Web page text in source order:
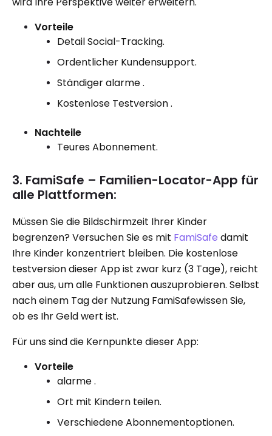
Vorteile
Detail Social-Tracking.
Ordentlicher Kundensupport.
Ständiger alarme .
Kostenlose Testversion .
Nachteile
Teures Abonnement.
3. FamiSafe – Familien-Locator-App für
alle Plattformen:
Müssen Sie die Bildschirmzeit Ihrer Kinder
begrenzen? Versuchen Sie es mit FamiSafe damit
Ihre Kinder konzentriert bleiben. Die kostenlose
testversion dieser App ist zwar kurz (3 Tage), reicht
aber aus, um alle Funktionen auszuprobieren. Selbst
nach einem Tag der Nutzung FamiSafewissen Sie,
ob es Ihr Geld wert ist.
Für uns sind die Kernpunkte dieser App:
Vorteile
alarme .
Ort mit Kindern teilen.
Verschiedene Abonnementoptionen.